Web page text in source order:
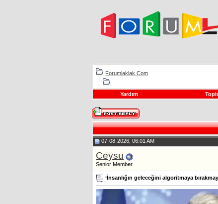
Forumlaklak.Com
Yardım
07-08-2026, 06:01 AM
Ceysu
Senior Member
‘İnsanlığın geleceğini algoritmaya